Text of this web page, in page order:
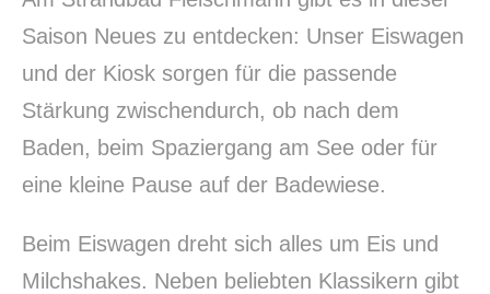
Saison Neues zu entdecken: Unser Eiswagen
und der Kiosk sorgen für die passende
Stärkung zwischendurch, ob nach dem
Baden, beim Spaziergang am See oder für
eine kleine Pause auf der Badewiese.
Beim Eiswagen dreht sich alles um Eis und
Milchshakes. Neben beliebten Klassikern gibt